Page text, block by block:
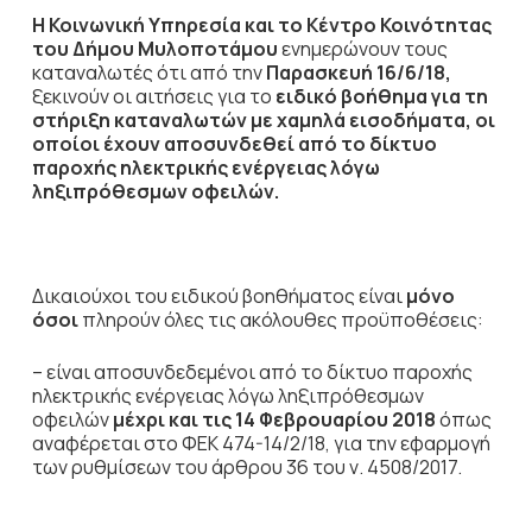
Η Κοινωνική Υπηρεσία και το Κέντρο Κοινότητας
του Δήμου Μυλοποτάμουενημερώνουν τους
καταναλωτές ότι από τηνΠαρασκευή 16/6/18,
ξεκινούν οι αιτήσεις για το ειδικό βοήθημα για τη
στήριξη καταναλωτών με χαμηλά εισοδήματα, οι
οποίοι έχουν αποσυνδεθεί από το δίκτυο
παροχής ηλεκτρικής ενέργειας λόγω
ληξιπρόθεσμων οφειλών.
Δικαιούχοι του ειδικού βοηθήματος είναιμόνο
όσοιπληρούν όλες τις ακόλουθες προϋποθέσεις:
– είναι αποσυνδεδεμένοι από το δίκτυο παροχής
ηλεκτρικής ενέργειας λόγω ληξιπρόθεσμων
οφειλώνμέχρι και τις 14 Φεβρουαρίου 2018όπως
αναφέρεται στο ΦΕΚ 474-14/2/18, για την εφαρμογή
των ρυθμίσεων του άρθρου 36 του ν. 4508/2017.